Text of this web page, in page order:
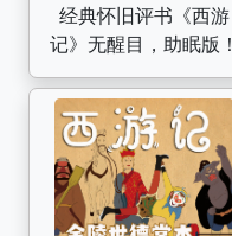
经典怀旧评书《西游
记》无醒目，助眠版！